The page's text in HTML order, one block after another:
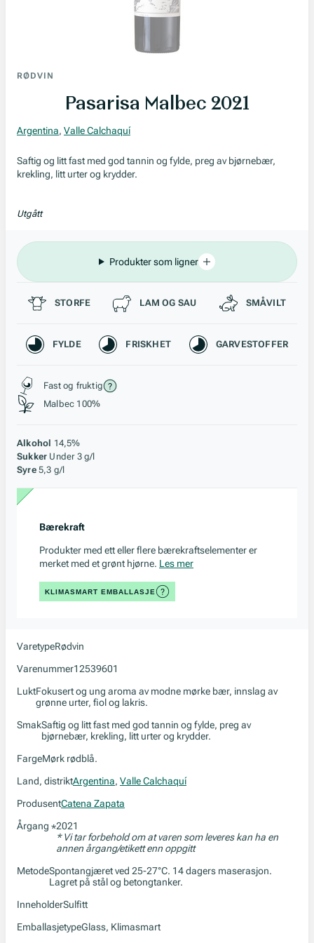
RØDVIN
Pasarisa Malbec 2021
Argentina, Valle Calchaquí
Saftig og litt fast med god tannin og fylde, preg av bjørnebær,
krekling, litt urter og krydder.
Utgått
Produkter som ligner
Passer til
STORFE LAM OG SAU SMÅVILT
Karakteristikk
FYLDE FRISKHET GARVESTOFFER
Stil, lagring og råstoff
Fast og fruktig
Malbec 100%
Alkohol 14,5%
Sukker Under 3 g/l
Syre 5,3 g/l
Bærekraft
Produkter med ett eller flere bærekraftselementer er
merket med et grønt hjørne. Les mer
KLIMASMART EMBALLASJE
VaretypeRødvin
Varenummer12539601
LuktFokusert og ung aroma av modne mørke bær, innslag av
grønne urter, fiol og lakris.
SmakSaftig og litt fast med god tannin og fylde, preg av
bjørnebær, krekling, litt urter og krydder.
FargeMørk rødblå.
Land, distriktArgentina, Valle Calchaquí
ProdusentCatena Zapata
Årgang *2021
* Vi tar forbehold om at varen som leveres kan ha en
annen årgang/etikett enn oppgitt
MetodeSpontangjæret ved 25-27°C. 14 dagers maserasjon.
Lagret på stål og betongtanker.
InneholderSulfitt
EmballasjetypeGlass, Klimasmart